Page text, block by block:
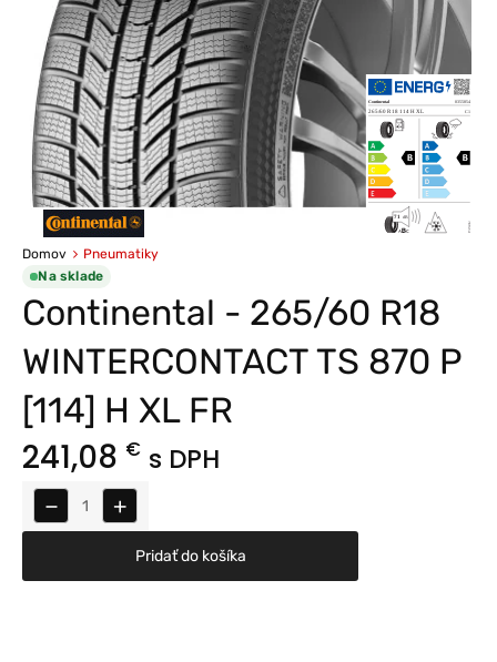
Domov
Pneumatiky
Na sklade
Continental - 265/60 R18
WINTERCONTACT TS 870 P
[114] H XL FR
241,08 € s DPH
− +
Pridať do košíka